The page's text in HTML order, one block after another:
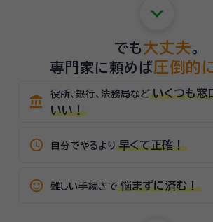
keyboard_arrow_down
でも 大丈夫。
専門家に頼めば圧倒的
account_balance 役所、銀行、法務局など いくつも窓
いい！
schedule 自分でやるより 早くて正確！
sentiment_satisfied_alt 難しい手続きで 悩まずに済む！